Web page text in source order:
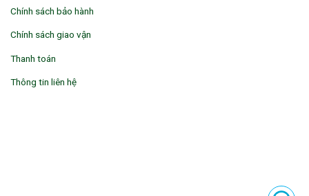
Chính sách bảo hành
Chính sách giao vận
Thanh toán
Thông tin liên hệ